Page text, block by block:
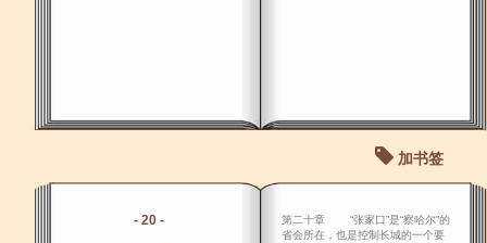
加书签
- 20 -
第二十章 “张家口”是“察哈尔”的
省会所在，也是控制长城的一个要